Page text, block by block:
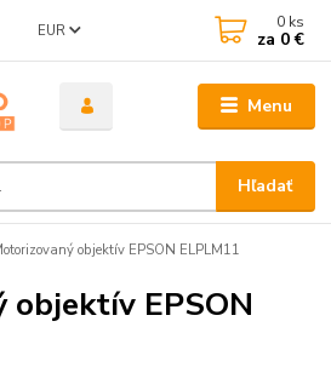
Menu
EUR
Hľadať
0 ks
za 0 €
objektív EPSON ELPLM11
objektív EPSON